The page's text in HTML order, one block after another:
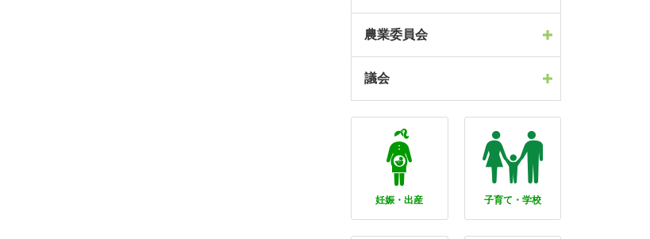
農業委員会
議会
妊娠・出産 子育て・学校